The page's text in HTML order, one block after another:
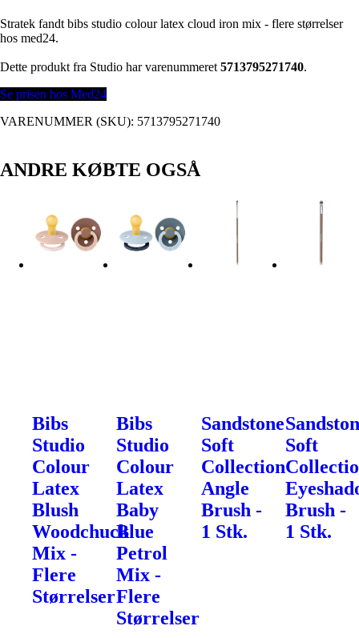
Stratek fandt bibs studio colour latex cloud iron mix - flere størrelser
hos med24.
Dette produkt fra Studio har varenummeret 5713795271740.
Se prisen hos Med24
VARENUMMER (SKU): 5713795271740
ANDRE KØBTE OGSÅ
Bibs
Studio
Colour
Latex
Blush
Woodchuck
Mix -
Flere
Størrelser
Bibs
Studio
Colour
Latex
Baby
Blue
Petrol
Mix -
Flere
Størrelser
Sandstone
Soft
Collection
Angle
Brush -
1 Stk.
Soft
Brush -
1 Stk.